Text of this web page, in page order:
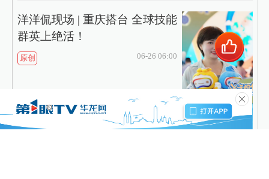
洋洋侃现场 | 重庆搭台 全球技能
群英上绝活！
原创 06-26 06:00